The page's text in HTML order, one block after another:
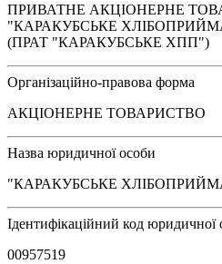
ПРИВАТНЕ АКЦІОНЕРНЕ
"КАРАКУБСЬКЕ
(ПРАТ "КАРАКУБСЬКЕ ХПП")
Організаційно-правова форма
АКЦІОНЕРНЕ ТОВАРИСТВО
Назва юридичної особи
"КАРАКУБСЬКЕ
Ідентифікаційний код юридичної
00957519